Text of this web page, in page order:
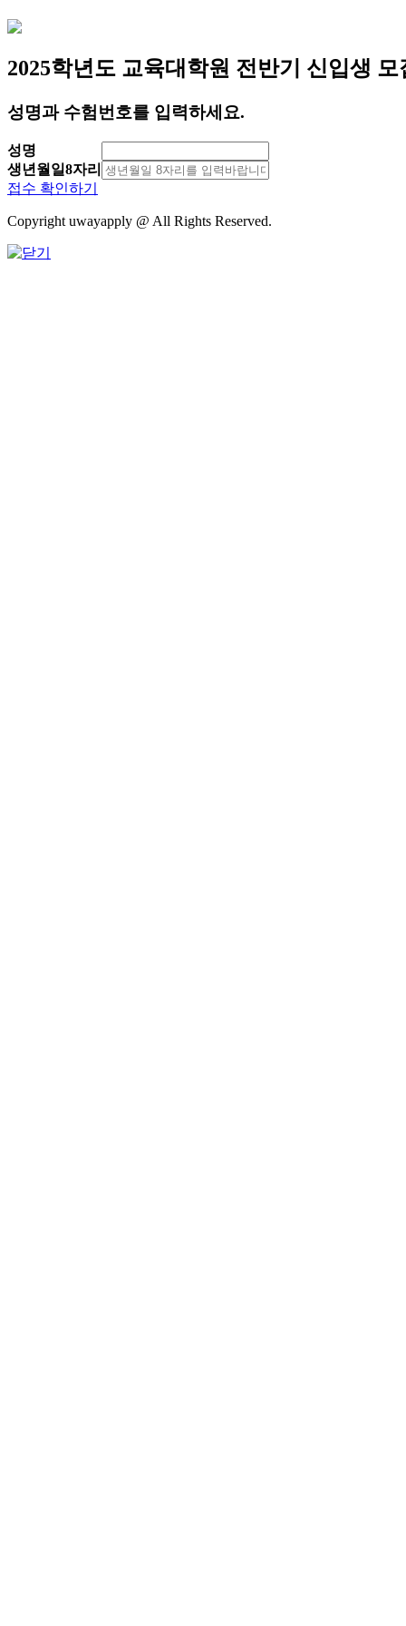
2025학년도 교육대학원 전반기 신입생 모
성명과 수험번호를 입력하세요.
성명
생년월일8자리
접수 확인하기
Copyright uwayapply @ All Rights Reserved.